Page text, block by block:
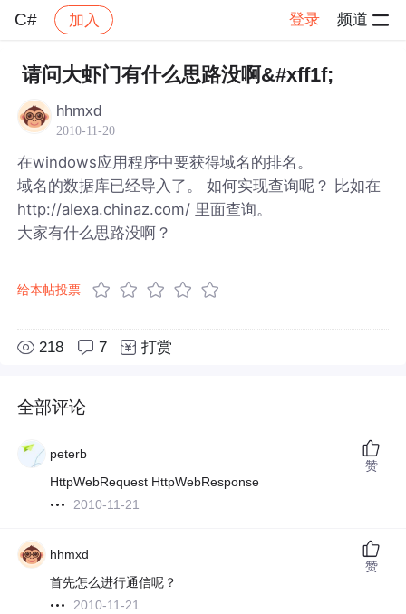
C# 加入 登录 频道
社区 C# 帖子详情
请问大虾门有什么思路没啊&#xff1f;
hhmxd
2010-11-20
在windows应用程序中要获得域名的排名。
域名的数据库已经导入了。 如何实现查询呢？ 比如在
http://alexa.chinaz.com/ 里面查询。
大家有什么思路没啊？
给本帖投票
218 7 打赏
全部评论
peterb
HttpWebRequest HttpWebResponse
2010-11-21
赞
hhmxd
首先怎么进行通信呢？
2010-11-21
赞